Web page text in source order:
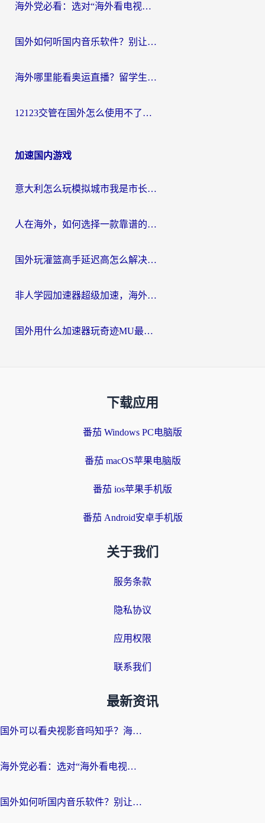
海外党必看：选对“海外看电视剧软件”，再也不用愁国内剧刷不了
国外如何听国内音乐软件？别让地域限制，断了你的中文歌单
海外哪里能看奥运直播？留学生&海外华人必看的体育赛事观赛终极指南
12123交管在国外怎么使用不了？海外华人必看的无缝访问国内资源指南
加速国内游戏
意大利怎么玩模拟城市我是市长？海外党国服游戏加速终极攻略（附三国3量子特攻解决办法）
人在海外，如何选择一款靠谱的玩剑灵2加速器？
国外玩灌篮高手延迟高怎么解决？海外玩家国服游戏加速终极指南
非人学园加速器超级加速，海外玩家重返国服的通行证
国外用什么加速器玩奇迹MU最好？2026海外玩家国服游戏加速全攻略
下载应用
番茄 Windows PC电脑版
番茄 macOS苹果电脑版
番茄 ios苹果手机版
番茄 Android安卓手机版
关于我们
服务条款
隐私协议
应用权限
联系我们
最新资讯
国外可以看央视影音吗知乎？海外党亲测有效的回国加速方案
海外党必看：选对“海外看电视剧软件”，再也不用愁国内剧刷不了
国外如何听国内音乐软件？别让地域限制，断了你的中文歌单